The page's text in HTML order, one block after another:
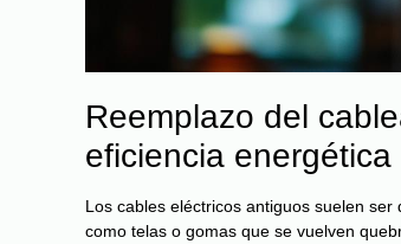
Reemplazo del
eficiencia energética
Los cables eléctricos antiguos suelen
como telas o gomas que se vuelven